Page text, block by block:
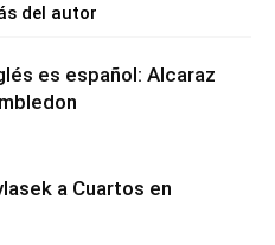
del autor
es español: Alcaraz
a Cuartos en